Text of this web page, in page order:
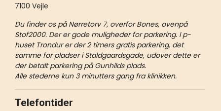
7100 Vejle
Du finder os på Nørretorv 7, overfor Bones, ovenpå
Stof2000. Der er gode muligheder for parkering. I p-
huset Trondur er der 2 timers gratis parkering, det
samme for pladser i Staldgaardsgade, udover dette er
der betalt parkering på Gunhilds plads.
Alle stederne kun 3 minutters gang fra klinikken.
Telefontider